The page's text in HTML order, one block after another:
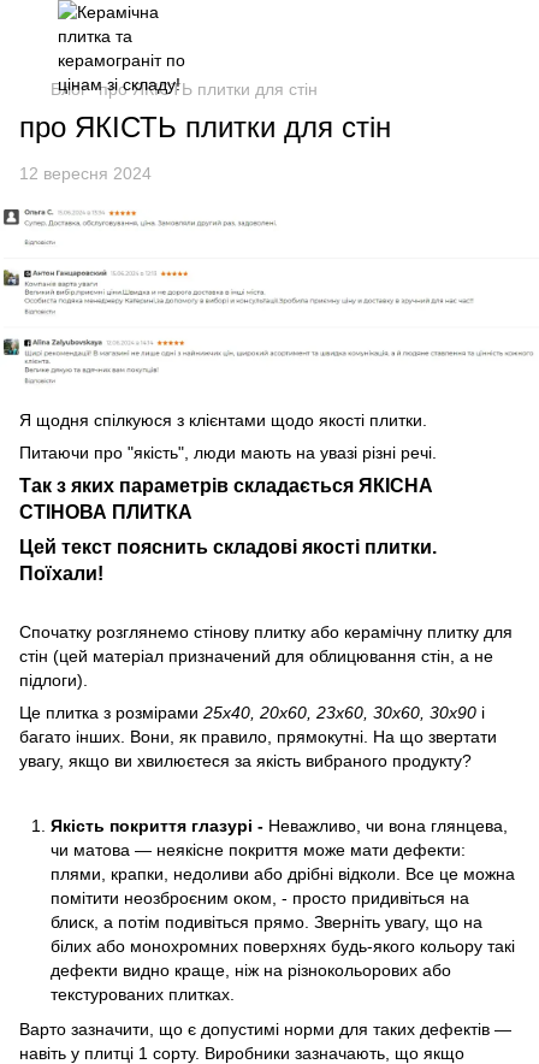
Блог про ЯКІСТЬ плитки для стін
про ЯКІСТЬ плитки для стін
12 вересня 2024
Я щодня спілкуюся з клієнтами щодо якості плитки.
Питаючи про "якість", люди мають на увазі різні речі.
Так з яких параметрів складається ЯКІСНА
СТІНОВА ПЛИТКА
Цей текст пояснить складові якості плитки.
Поїхали!
Спочатку розглянемо стінову плитку або керамічну плитку для
стін (цей матеріал призначений для облицювання стін, а не
підлоги).
Це плитка з розмірами 25х40, 20х60, 23х60, 30х60, 30х90 і
багато інших. Вони, як правило, прямокутні. На що звертати
увагу, якщо ви хвилюєтеся за якість вибраного продукту?
Якість покриття глазурі - Неважливо, чи вона глянцева,
чи матова — неякісне покриття може мати дефекти:
плями, крапки, недоливи або дрібні відколи. Все це можна
помітити неозброєним оком, - просто придивіться на
блиск, а потім подивіться прямо. Зверніть увагу, що на
білих або монохромних поверхнях будь-якого кольору такі
дефекти видно краще, ніж на різнокольорових або
текстурованих плитках.
Варто зазначити, що є допустимі норми для таких дефектів —
навіть у плитці 1 сорту. Виробники зазначають, що якщо